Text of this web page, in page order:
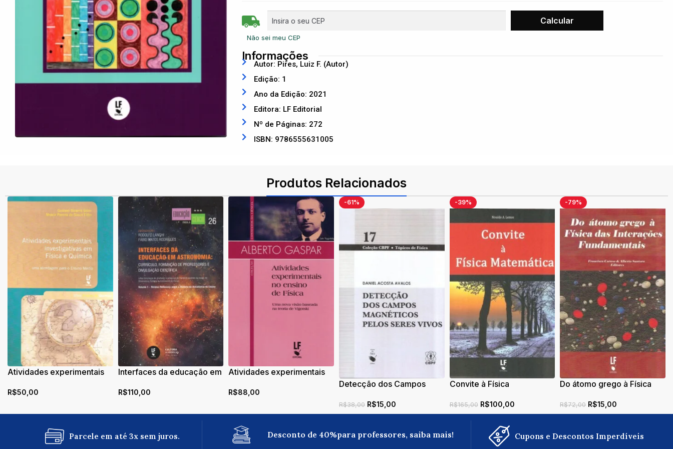
Não sei meu CEP
Informações
Autor: Pires, Luiz F. (Autor)
Edição: 1
Ano da Edição: 2021
Editora: LF Editorial
Nº de Páginas: 272
ISBN: 9786555631005
Produtos Relacionados
Atividades experimentais
Química: uma abordagem
R$50,00
Interfaces da educação em
formação de professores e
Volume 1
R$110,00
Atividades experimentais
nova visão baseada na
R$88,00
-61%
Detecção dos Campos
Vivos
R$38,00 R$15,00
-39%
Convite à Física
R$165,00 R$100,00
-79%
Do átomo grego à Física
Fundamentais
R$72,00 R$15,00
Parcele em até 3x sem juros. Desconto de 40%para professores, saiba mais! Cupons e Descontos Imperdíveis